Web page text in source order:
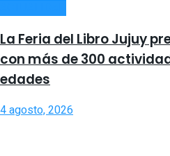
La Feria del Libro Jujuy
con más de 300
edades
4 agosto, 2026